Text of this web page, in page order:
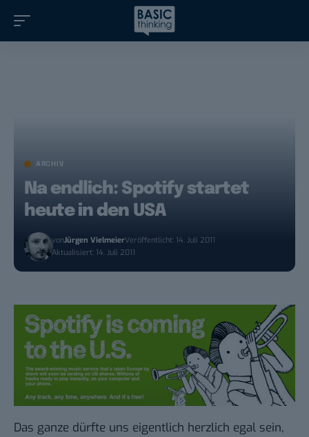
ARCHIV
Na endlich: Spotify startet
heute in den USA
vonJürgen VielmeierVeröffentlicht: 14. Juli 2011
Aktualisiert: 14. Juli 2011
Das ganze dürfte uns eigentlich herzlich egal sein,